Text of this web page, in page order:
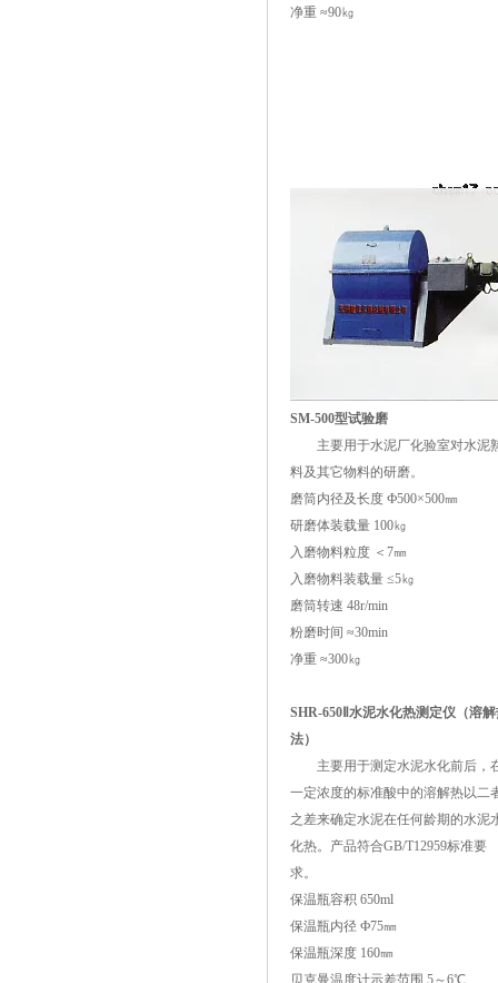
净重 ≈90㎏
SM-500型试验磨
主要用于水泥厂化验室对水泥
料及其它物料的研磨。
磨筒内径及长度 Ф500×500㎜
研磨体装载量 100㎏
入磨物料粒度 ＜7㎜
入磨物料装载量 ≤5㎏
磨筒转速 48r/min
粉磨时间 ≈30min
净重 ≈300㎏
SHR-650Ⅱ水泥水化热测定仪（溶
法）
主要用于测定水泥水化前后，
一定浓度的标准酸中的溶解热以二
之差来确定水泥在任何龄期的水泥
化热。产品符合GB/T12959标准要
求。
保温瓶容积 650ml
保温瓶内径 Ф75㎜
保温瓶深度 160㎜
贝克曼温度计示差范围 5～6℃